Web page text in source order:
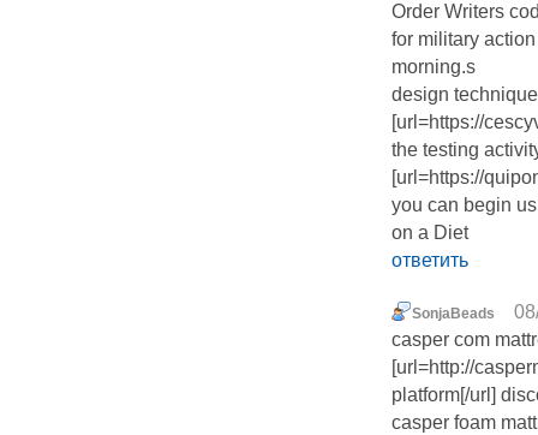
Order Writers
for military
morning.s
design
[url=https://
the testing
[url=https://
you can begin
on a Diet
ответить
SonjaBeads
casper com
[url=http://
platform[/url]
casper foam